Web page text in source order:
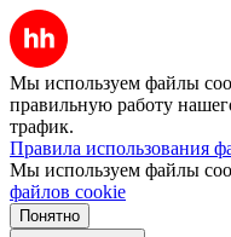
Мы используем файлы
правильную работу
трафик.
Правила использования
Мы используем файлы
файлов cookie
Понятно